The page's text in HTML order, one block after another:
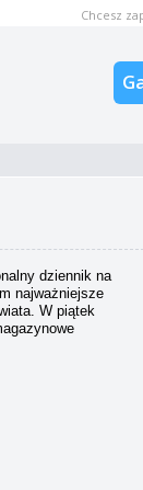
Chcesz
dziennik na
najważniejsze
W piątek